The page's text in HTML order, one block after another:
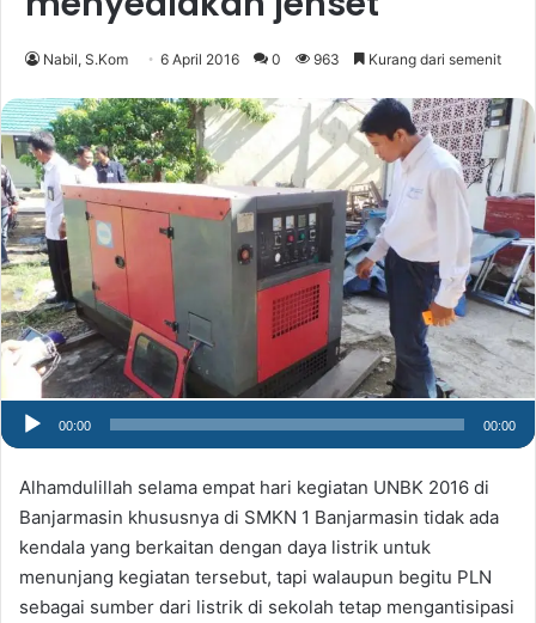
Nabil, S.Kom 6 April 2016 0 963 Kurang dari semenit
00:00 00:00
Alhamdulillah selama empat hari kegiatan UNBK 2016 di
Banjarmasin khususnya di SMKN 1 Banjarmasin tidak ada
kendala yang berkaitan dengan daya listrik untuk
menunjang kegiatan tersebut, tapi walaupun begitu PLN
sebagai sumber dari listrik di sekolah tetap mengantisipasi